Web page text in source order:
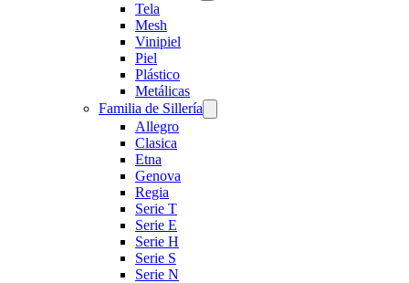
Tela
Mesh
Vinipiel
Piel
Plástico
Metálicas
Familia de Sillería
Allegro
Clasica
Etna
Genova
Regia
Serie T
Serie E
Serie H
Serie S
Serie N